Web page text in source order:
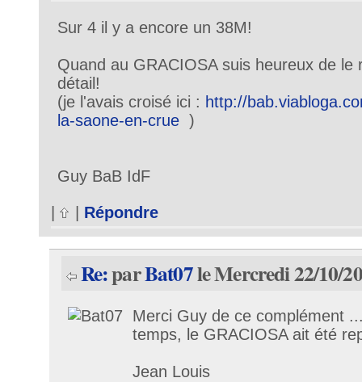
Sur 4 il y a encore un 38M!
Quand au GRACIOSA suis heureux de le
détail!
(je l'avais croisé ici : http://
la-saone-en-crue)
Guy BaB IdF
| | Répondre
Re:parBat07le Mercredi 22/10/
Merci Guy de ce complément
temps, le GRACIOSA ait été
Jean Louis